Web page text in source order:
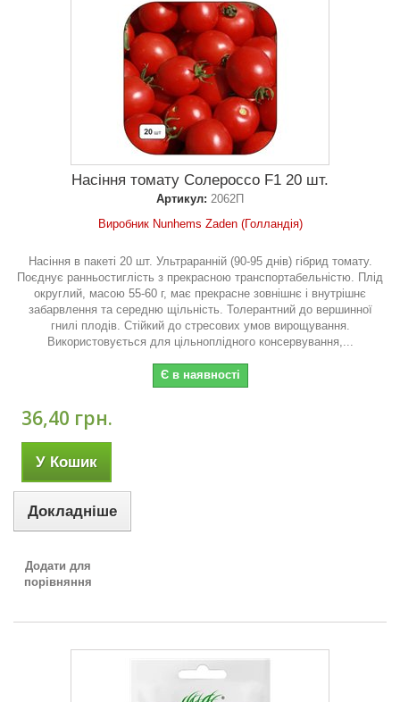
Насіння томату Солероссо F1 20 шт.
Артикул: 2062П
Виробник Nunhems Zaden (Голландія)
Насіння в пакеті 20 шт. Ультраранній (90-95 днів) гібрид томату.
Поєднує ранньостиглість з прекрасною транспортабельністю. Плід
округлий, масою 55-60 г, має прекрасне зовнішнє і внутрішнє
забарвлення та середню щільність. Толерантний до вершинної
гнилі плодів. Стійкий до стресових умов вирощування.
Використовується для цільноплідного консервування,...
Є в наявності
36,40 грн.
У Кошик
Докладніше
Додати для
порівняння